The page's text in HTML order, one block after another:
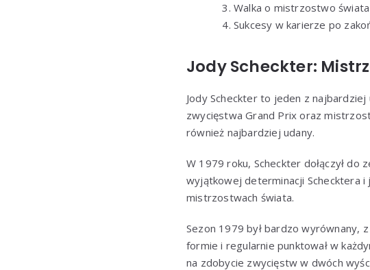
Walka o mistrzostwo
Sukcesy w karierze po
Jody Scheckter:
Jody Scheckter to jeden z
zwycięstwa Grand Prix oraz
również najbardziej udany.
W 1979 roku, Scheckter dołączył do
wyjątkowej determinacji Schecktera i
mistrzostwach świata.
Sezon 1979 był bardzo wyrównany,
formie i regularnie punktował w
na zdobycie zwycięstw w dwóch